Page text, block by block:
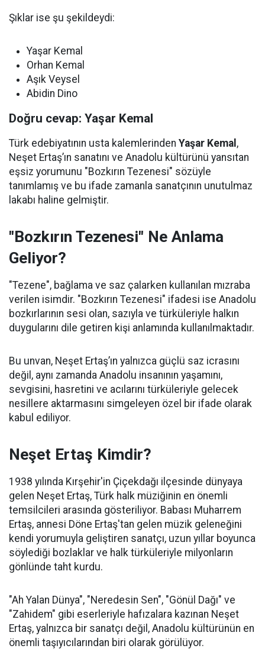
Şıklar ise şu şekildeydi:
Yaşar Kemal
Orhan Kemal
Aşık Veysel
Abidin Dino
Doğru cevap: Yaşar Kemal
Türk edebiyatının usta kalemlerinden Yaşar Kemal ,
Neşet Ertaş’ın sanatını ve Anadolu kültürünü yansıtan
eşsiz yorumunu "Bozkırın Tezenesi" sözüyle
tanımlamış ve bu ifade zamanla sanatçının unutulmaz
lakabı haline gelmiştir.
"Bozkırın Tezenesi" Ne Anlama
Geliyor?
"Tezene", bağlama ve saz çalarken kullanılan mızraba
verilen isimdir. "Bozkırın Tezenesi" ifadesi ise Anadolu
bozkırlarının sesi olan, sazıyla ve türküleriyle halkın
duygularını dile getiren kişi anlamında kullanılmaktadır.
Bu unvan, Neşet Ertaş’ın yalnızca güçlü saz icrasını
değil, aynı zamanda Anadolu insanının yaşamını,
sevgisini, hasretini ve acılarını türküleriyle gelecek
nesillere aktarmasını simgeleyen özel bir ifade olarak
kabul ediliyor.
Neşet Ertaş Kimdir?
1938 yılında Kırşehir'in Çiçekdağı ilçesinde dünyaya
gelen Neşet Ertaş, Türk halk müziğinin en önemli
temsilcileri arasında gösteriliyor. Babası Muharrem
Ertaş, annesi Döne Ertaş'tan gelen müzik geleneğini
kendi yorumuyla geliştiren sanatçı, uzun yıllar boyunca
söylediği bozlaklar ve halk türküleriyle milyonların
gönlünde taht kurdu.
"Ah Yalan Dünya", "Neredesin Sen", "Gönül Dağı" ve
"Zahidem" gibi eserleriyle hafızalara kazınan Neşet
Ertaş, yalnızca bir sanatçı değil, Anadolu kültürünün en
önemli taşıyıcılarından biri olarak görülüyor.